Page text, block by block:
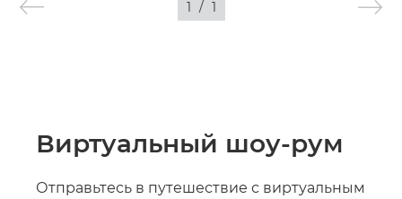
1 / 1
Виртуальный шоу-рум
Отправьтесь в путешествие с виртуальным